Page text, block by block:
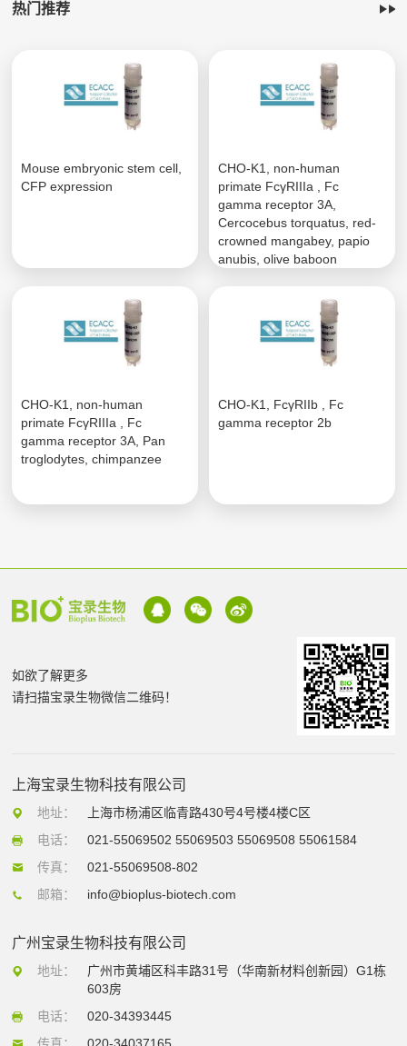
热门推荐
Mouse embryonic stem cell,
CFP expression
CHO-K1, non-human
primate FcγRIIIa , Fc
gamma receptor 3A,
Cercocebus torquatus, red-
crowned mangabey, papio
anubis, olive baboon
CHO-K1, non-human
primate FcγRIIIa , Fc
gamma receptor 3A, Pan
troglodytes, chimpanzee
CHO-K1, FcγRIIb , Fc
gamma receptor 2b
如欲了解更多
请扫描宝录生物微信二维码！
上海宝录生物科技有限公司
地址：
上海市杨浦区临青路430号4号楼4楼C区
电话：
021-55069502 55069503 55069508 55061584
传真：
021-55069508-802
邮箱：
info@bioplus-biotech.com
广州宝录生物科技有限公司
地址：
广州市黄埔区科丰路31号（华南新材料创新园）G1栋
603房
电话：
020-34393445